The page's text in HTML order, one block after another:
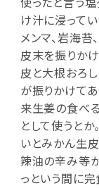
け汁に浸って
メンマ、岩海苔
皮末を振りか
皮と大根おろ
が振りかけてあ
来生姜の食べ
として使うと
いとみかん生
辣油の辛み等
っという間に完